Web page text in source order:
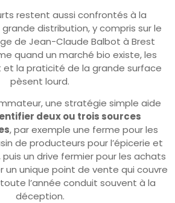
restent aussi confrontés à la
distribution, y compris sur le
de Jean-Claude Balbot à Brest
quand un marché bio existe, les
et la praticité de la grande surface
pèsent lourd.
une stratégie simple aide
deux ou trois sources
, par exemple une ferme pour les
de producteurs pour l’épicerie et
un drive fermier pour les achats
un unique point de vente qui couvre
l’année conduit souvent à la
déception.